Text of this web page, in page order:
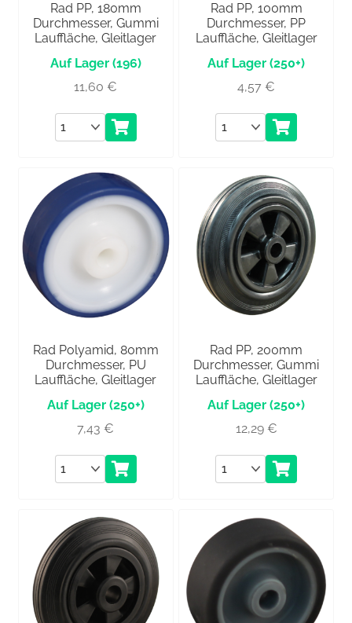
Rad PP, 180mm
Durchmesser, Gummi
Lauffläche, Gleitlager
(196)
11,60€
Anzahl
Rad PP, 100mm
Durchmesser, PP
Lauffläche, Gleitlager
(250+)
4,57€
Anzahl
Rad Polyamid, 80mm
Durchmesser, PU
Lauffläche, Gleitlager
(250+)
7,43€
Anzahl
Rad PP, 200mm
Durchmesser, Gummi
Lauffläche, Gleitlager
(250+)
12,29 €
Anzahl